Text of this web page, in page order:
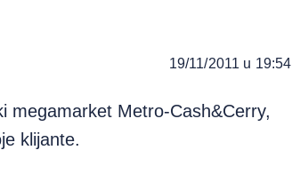
19/11/2011 u 19:54
megamarket Metro-Cash&Cerry,
klijante.